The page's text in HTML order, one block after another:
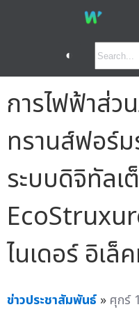
◐
การไฟฟ้าส่ว
ทรานส์ฟอร์ม
ระบบดิจิทัล
ไนเดอร์ อิเล็
ข่าวประชาสัมพันธ์ » ศุกร์